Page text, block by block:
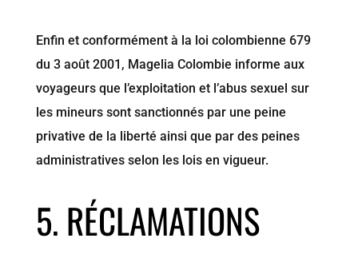
Enfin et conformément à la loi colombienne 679
du 3 août 2001, Magelia Colombie informe aux
voyageurs que l’exploitation et l’abus sexuel sur
les mineurs sont sanctionnés par une peine
privative de la liberté ainsi que par des peines
administratives selon les lois en vigueur.
5. RÉCLAMATIONS